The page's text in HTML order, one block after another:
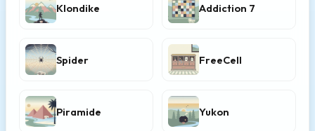
Klondike Addiction 7
Spider FreeCell
Piramide Yukon